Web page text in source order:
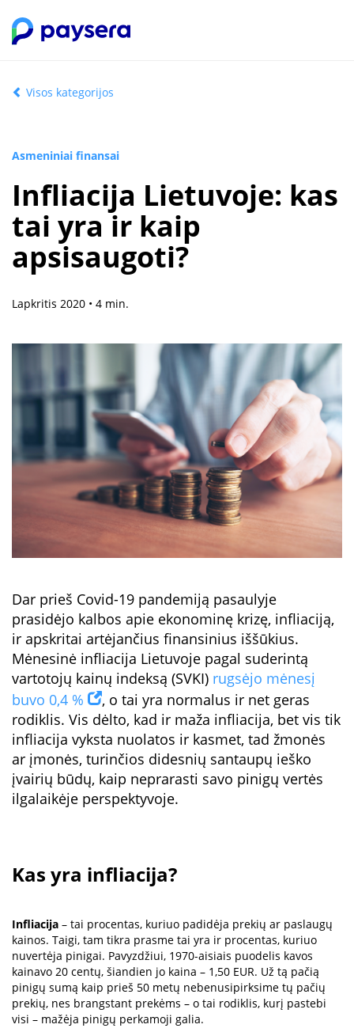
Visos kategorijos
Asmeniniai finansai
Infliacija Lietuvoje: kas
tai yra ir kaip
apsisaugoti?
Lapkritis 2020 • 4 min.
Dar prieš Covid-19 pandemiją pasaulyje
prasidėjo kalbos apie ekonominę krizę, infliaciją,
ir apskritai artėjančius finansinius iššūkius.
Mėnesinė infliacija Lietuvoje pagal suderintą
vartotojų kainų indeksą (SVKI) rugsėjo mėnesį
buvo 0,4 %
, o tai yra normalus ir net geras
rodiklis. Vis dėlto, kad ir maža infliacija, bet vis tik
infliacija vyksta nuolatos ir kasmet, tad žmonės
ar įmonės, turinčios didesnių santaupų ieško
įvairių būdų, kaip neprarasti savo pinigų vertės
ilgalaikėje perspektyvoje.
Kas yra infliacija?
Infliacija – tai procentas, kuriuo padidėja prekių ar paslaugų
kainos. Taigi, tam tikra prasme tai yra ir procentas, kuriuo
nuvertėja pinigai. Pavyzdžiui, 1970-aisiais puodelis kavos
kainavo 20 centų, šiandien jo kaina – 1,50 EUR. Už tą pačią
pinigų sumą kaip prieš 50 metų nebenusipirksime tų pačių
prekių, nes brangstant prekėms – o tai rodiklis, kurį pastebi
visi – mažėja pinigų perkamoji galia.